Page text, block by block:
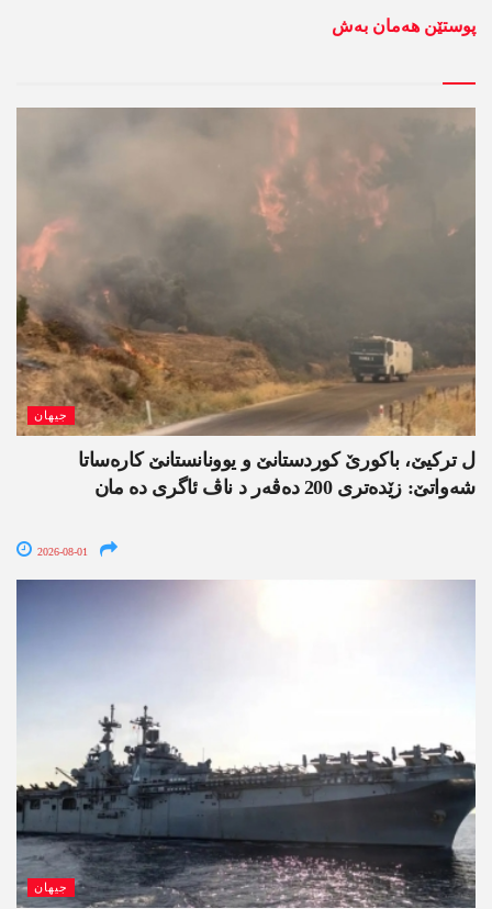
پوستێن ھەمان بەش
جیھان
ل ترکیێ، باکورێ کوردستانێ و یوونانستانێ کارەساتا
شەواتێ: زێدەتری 200 دەڤەر د ناڤ ئاگری دە مان
2026-08-01
جیھان